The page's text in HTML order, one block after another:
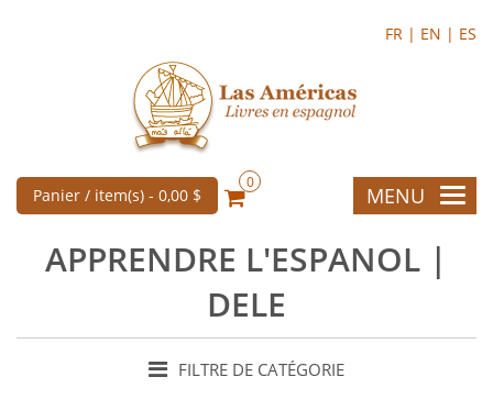
FR | EN | ES
Panier / item(s) - 0,00 $
0
MENU
APPRENDRE L'ESPANOL |
DELE
FILTRE DE CATÉGORIE